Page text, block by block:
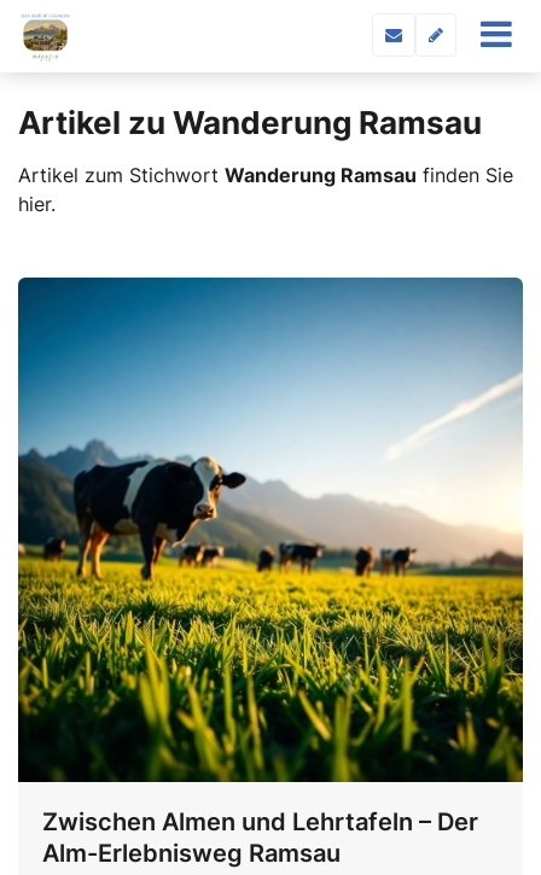
Artikel zu Wanderung Ramsau
Artikel zum Stichwort Wanderung Ramsau finden Sie
hier.
Zwischen Almen und Lehrtafeln – Der
Alm-Erlebnisweg Ramsau